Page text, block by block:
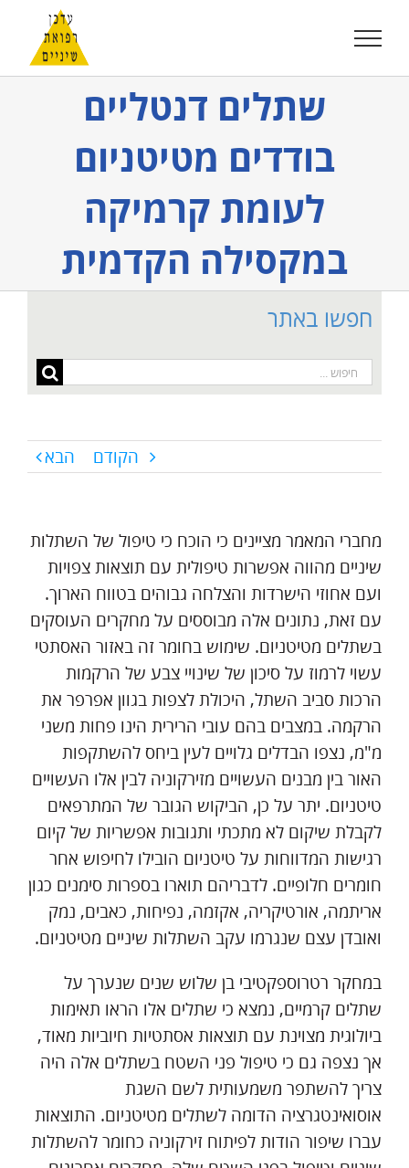
לתוכן
שתלים דנטליים
בודדים מטיטניום
לעומת קרמיקה
במקסילה הקדמית
הקודם הבא
מחברי המאמר מציינים כי הוכח כי טיפול של השתלות
שיניים מהווה אפשרות טיפולית עם תוצאות צפויות
ועם אחוזי הישרדות והצלחה גבוהים בטווח הארוך.
עם זאת, נתונים אלה מבוססים על מחקרים העוסקים
בשתלים מטיטניום. שימוש בחומר זה באזור האסתטי
עשוי לרמוז על סיכון של שינויי צבע של הרקמות
הרכות סביב השתל, היכולת לצפות בגוון אפרפר את
הרקמה. במצבים בהם עובי הרירית הינו פחות משני
מ"מ, נצפו הבדלים גלויים לעין ביחס להשתקפות
האור בין מבנים העשויים מזירקוניה לבין אלו העשויים
טיטניום. יתר על כן, הביקוש הגובר של המתרפאים
לקבלת שיקום לא מתכתי ותגובות אפשריות של קיום
רגישות המדווחות על טיטניום הובילו לחיפוש אחר
חומרים חלופיים. לדבריהם תוארו בספרות סימנים כגון
אריתמה, אורטיקריה, אקזמה, נפיחות, כאבים, נמק
ואובדן עצם שנגרמו עקב השתלות שיניים מטיטניום.
במחקר רטרוספקטיבי בן שלוש שנים שנערך על
שתלים קרמיים, נמצא כי שתלים אלו הראו תאימות
ביולוגית מצוינת עם תוצאות אסתטיות חיוביות מאוד,
אך נצפה גם כי טיפול פני השטח בשתלים אלה היה
צריך להשתפר משמעותית לשם השגת
אוסואינטגרציה הדומה לשתלים מטיטניום. התוצאות
עברו שיפור הודות לפיתוח זירקוניה כחומר להשתלות
חפשו באתר
חיפוש...